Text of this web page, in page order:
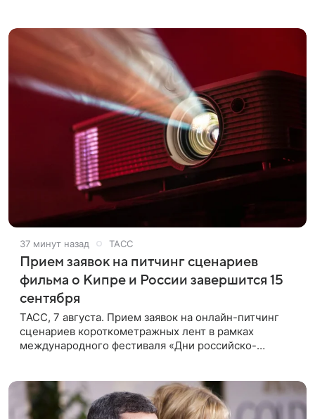
37 минут назад ТАСС
Прием заявок на питчинг сценариев
фильма о Кипре и России завершится 15
сентября
ТАСС, 7 августа. Прием заявок на онлайн-питчинг
сценариев короткометражных лент в рамках
международного фестиваля «Дни российско-